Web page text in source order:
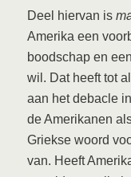
Deel hiervan is
Amerika een
boodschap en
wil. Dat heeft tot
aan het debacle
de Amerikanen
Griekse woord
van. Heeft